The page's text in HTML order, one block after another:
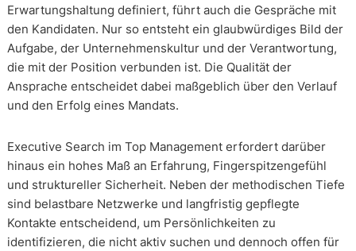
Erwartungshaltung definiert, führt auch die Gespräche mit
den Kandidaten. Nur so entsteht ein glaubwürdiges Bild der
Aufgabe, der Unternehmenskultur und der Verantwortung,
die mit der Position verbunden ist. Die Qualität der
Ansprache entscheidet dabei maßgeblich über den Verlauf
und den Erfolg eines Mandats.
Executive Search im Top Management erfordert darüber
hinaus ein hohes Maß an Erfahrung, Fingerspitzengefühl
und struktureller Sicherheit. Neben der methodischen Tiefe
sind belastbare Netzwerke und langfristig gepflegte
Kontakte entscheidend, um Persönlichkeiten zu
identifizieren, die nicht aktiv suchen und dennoch offen für